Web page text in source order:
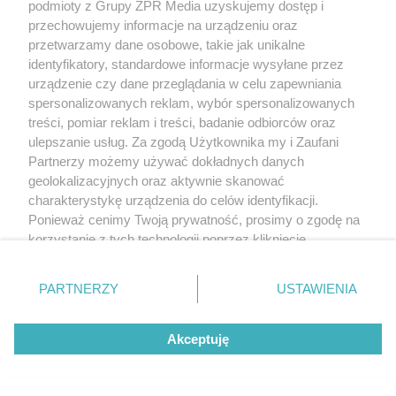
podmioty z Grupy ZPR Media uzyskujemy dostęp i
przechowujemy informacje na urządzeniu oraz
przetwarzamy dane osobowe, takie jak unikalne
identyfikatory, standardowe informacje wysyłane przez
urządzenie czy dane przeglądania w celu zapewniania
spersonalizowanych reklam, wybór spersonalizowanych
treści, pomiar reklam i treści, badanie odbiorców oraz
ulepszanie usług. Za zgodą Użytkownika my i Zaufani
Partnerzy możemy używać dokładnych danych
geolokalizacyjnych oraz aktywnie skanować
charakterystykę urządzenia do celów identyfikacji.
Ponieważ cenimy Twoją prywatność, prosimy o zgodę na
korzystanie z tych technologii poprzez kliknięcie
zmienić/wycofać klikając przycisk ustawień prywatności
znajdujący się w lewym dolnym rogu strony
rodzaje przetwarzania danych nie wymagają zgody
użytkownika, ale masz prawo sprzeciwić się takiemu
przetwarzaniu. Preferencje będą miały zastosowanie tylko
PARTNERZY USTAWIENIA
Akceptuję